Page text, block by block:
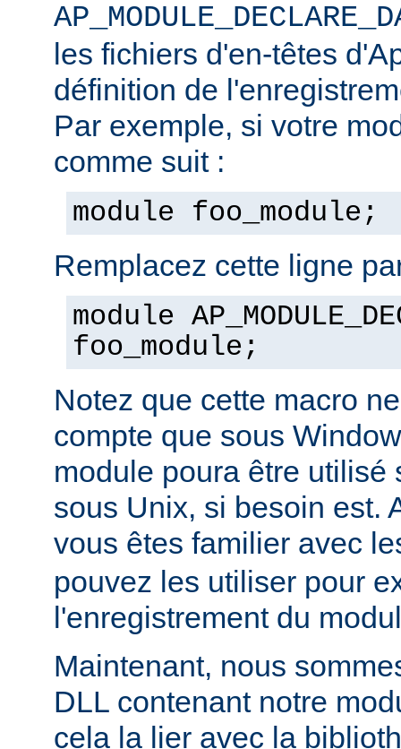
les fichiers d'en-têtes
définition de
Par exemple, si votre
comme suit :
module foo_module;
Remplacez cette ligne
module
foo_module;
Notez que cette macro
compte que sous
module poura être utilisé
sous Unix, si besoin est.
vous êtes familier avec
pouvez les utiliser pour
l'enregistrement du
Maintenant, nous
DLL contenant notre
cela la lier avec la